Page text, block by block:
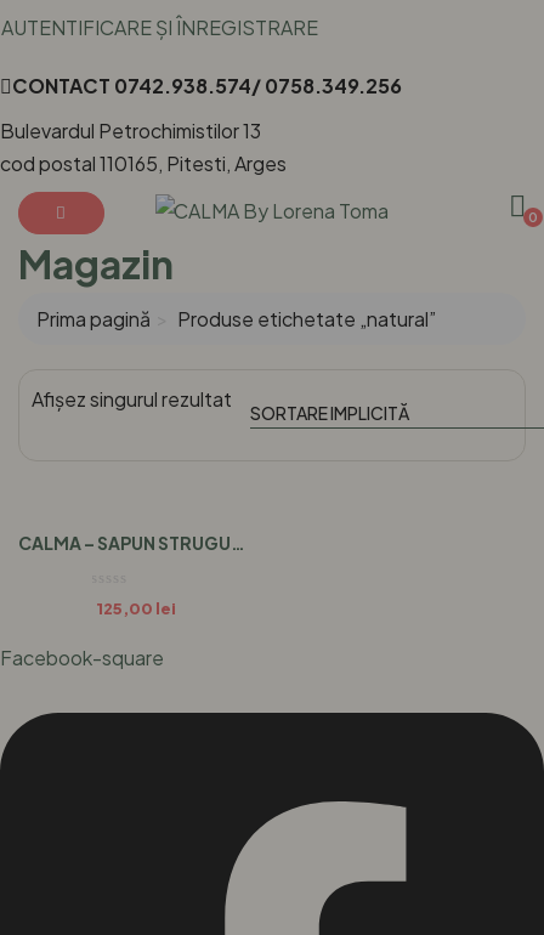
AUTENTIFICARE ȘI ÎNREGISTRARE
CONTACT 0742.938.574/ 0758.349.256
Bulevardul Petrochimistilor 13
cod postal 110165, Pitesti, Arges
0
Magazin
Prima pagină Produse etichetate „natural”
Afișez singurul rezultat
CALMA – SAPUN STRUGURE
125,00 lei
Facebook-square